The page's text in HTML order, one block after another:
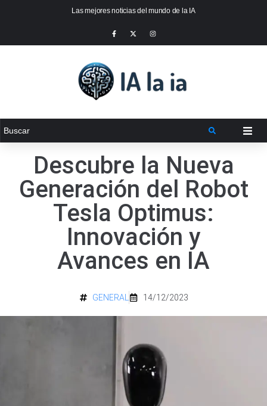
Las mejores noticias del mundo de la IA
Descubre la Nueva
Generación del Robot
Tesla Optimus:
Innovación y
Avances en IA
GENERAL 14/12/2023